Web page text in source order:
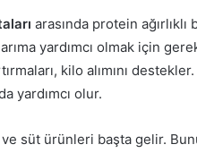
arasında protein
yardımcı olmak için
kilo alımını
yardımcı olur.
süt ürünleri başta gelir.